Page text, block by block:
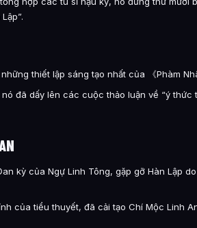
thiết lập sáng tạo nhất của 《Phàm
đã dấy lên các cuộc thảo luận về “ý thức
kỳ của Ngự Linh Tông, gặp gỡ Hàn Lập
của tiểu thuyết, đã cải tạo Chí Mộc Linh